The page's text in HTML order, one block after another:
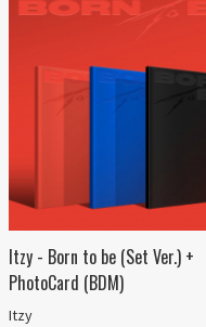
Itzy - Born to be (Set Ver.) +
PhotoCard (BDM)
Itzy